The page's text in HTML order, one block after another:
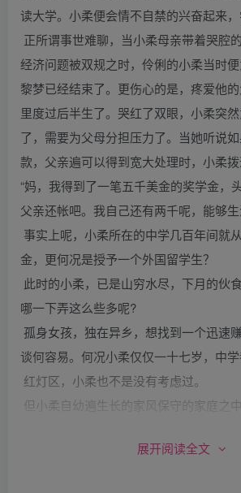
读大学。小柔便会情不自禁的兴奋起来，
正所谓事世难聊，当小柔母亲带着哭腔
经济问题被双规之时，伶俐的小柔当时
黎梦已经结束了。更伤心的是，疼爱他
里度过后半生了。哭红了双眼，小柔突
了，需要为父母分担压力了。当她听说
款，父亲遍可以得到宽大处理时，小柔
“妈，我得到了一笔五千美金的奖学金，
父亲还帐吧。我自己还有两千呢，能够
事实上呢，小柔所在的中学几百年间就
金，更何况是授予一个外国留学生？
此时的小柔，已是山穷水尽，下月的伙
哪一下弄这么些多呢?
孤身女孩，独在异乡，想找到一个迅速
谈何容易。何况小柔仅仅一十七岁，中学
红灯区，小柔也不是没有考虑过。
但小柔自幼遍生长的家风保守的家庭之
身救父，自己真的异国做娼，将来有什么
展开阅读全文